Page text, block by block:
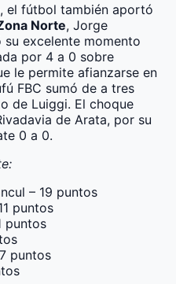
el fútbol también aportó
Norte, Jorge
excelente momento
por 4 a 0 sobre
le permite afianzarse en
FBC sumó de a tres
de Luiggi. El choque
de Arata, por su
0 a 0.
– 19 puntos
puntos
puntos
puntos